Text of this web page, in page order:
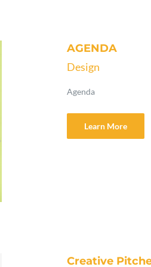
AGENDA
Design
Agenda
Learn More
Creative